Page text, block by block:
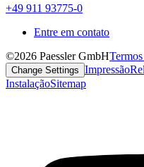
+49 911 93775-0
Entre em contato
©2026 Paessler GmbH
Change Settings Impressão
InstalaçãoSitemap